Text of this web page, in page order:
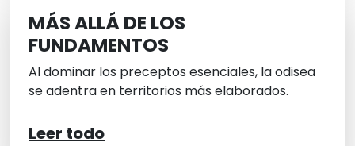
MÁS ALLÁ DE LOS
FUNDAMENTOS
Al dominar los preceptos esenciales, la odisea
se adentra en territorios más elaborados.
Leer todo